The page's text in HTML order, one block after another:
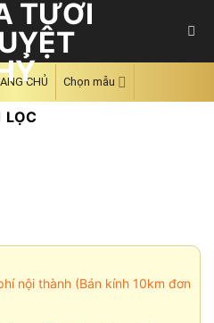
CHỦ Chọn mẫu
LỌC
₫.
nội thành (Bán kính 10km đơn